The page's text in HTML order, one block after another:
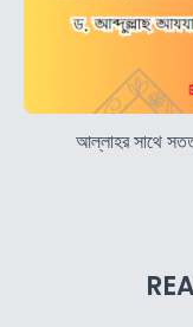
আল্লাহর সাথে